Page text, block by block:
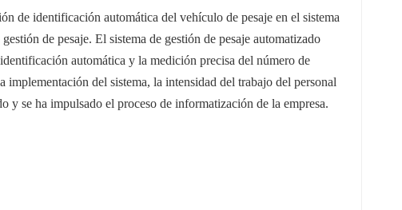
de identificación automática del vehículo de pesaje en el sistema
de pesaje. El sistema de gestión de pesaje automatizado
automática y la medición precisa del número de
implementación del sistema, la intensidad del trabajo del personal
y se ha impulsado el proceso de informatización de la empresa.